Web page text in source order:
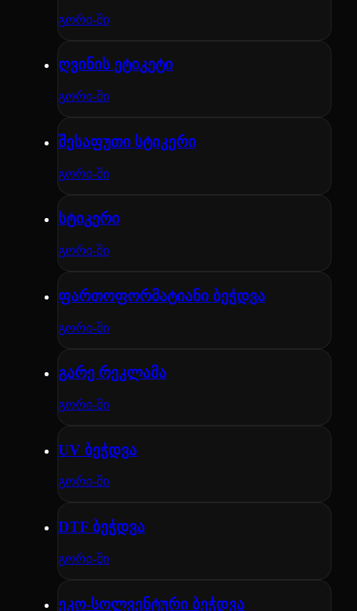
გორი-ში
ღვინის ეტიკეტი
გორი-ში
შესაფუთი სტიკერი
გორი-ში
სტიკერი
გორი-ში
ფართოფორმატიანი ბეჭდვა
გორი-ში
გარე რეკლამა
გორი-ში
UV ბეჭდვა
გორი-ში
DTF ბეჭდვა
გორი-ში
ეკო-სოლვენტური ბეჭდვა